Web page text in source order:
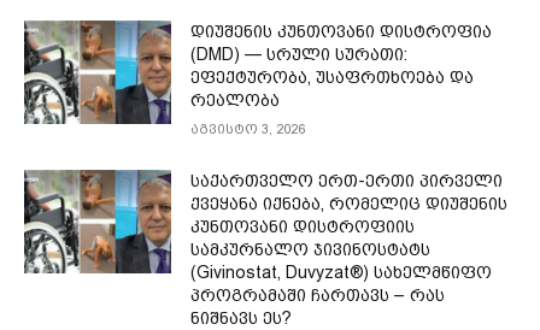
დიუშენის კუნთოვანი დისტროფია
(DMD) — სრული სურათი:
ეფექტურობა, უსაფრთხოება და
რეალობა
აგვისტო 3, 2026
საქართველო ერთ-ერთი პირველი
ქვეყანა იქნება, რომელიც დიუშენის
კუნთოვანი დისტროფიის
სამკურნალო ჯივინოსტატს
(Givinostat, Duvyzat®) სახელმწიფო
პროგრამაში ჩართავს – რას
ნიშნავს ეს?